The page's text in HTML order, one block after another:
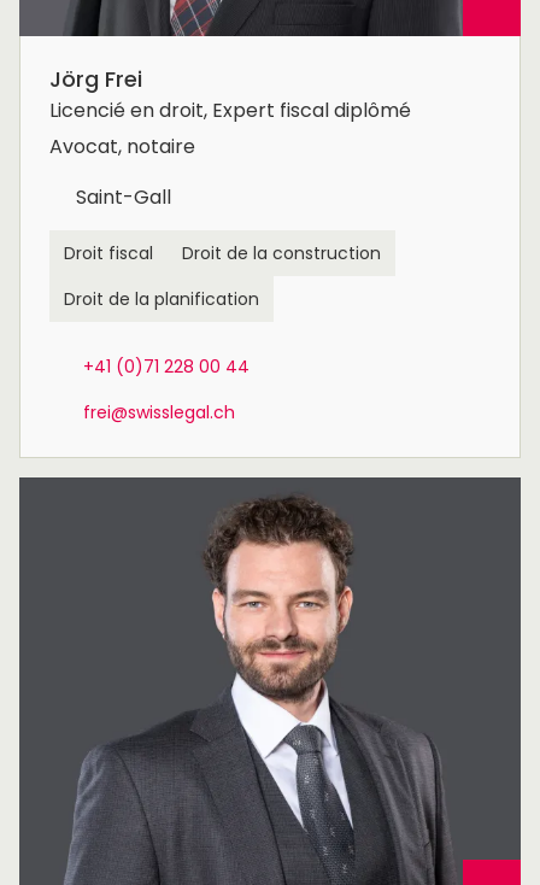
Jörg Frei
Licencié en droit, Expert fiscal diplômé
Avocat, notaire
Saint-Gall
Droit fiscal
Droit de la construction
Droit de la planification
+41 (0)71 228 00 44
frei@swisslegal.ch